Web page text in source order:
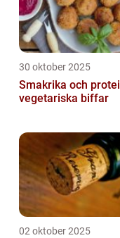
30 oktober 2025
Smakrika och
vegetariska biffar
02 oktober 2025